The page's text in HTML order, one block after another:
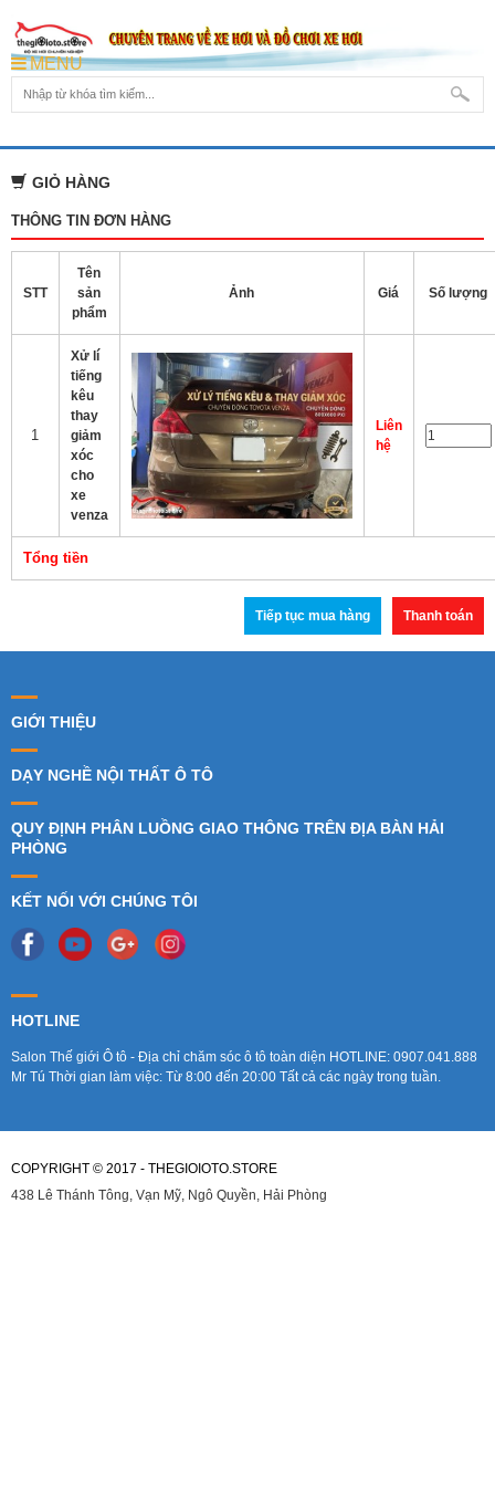
MENU
GIỎ HÀNG
THÔNG TIN ĐƠN HÀNG
STT
Tên
sản
phẩm
Ảnh Giá Số lượng
1
Xử lí
tiếng
kêu
thay
giảm
xóc
cho
xe
venza
Liên
hệ
Tổng tiền
Tiếp tục mua hàng Thanh toán
GIỚI THIỆU
DẠY NGHỀ NỘI THẤT Ô TÔ
QUY ĐỊNH PHÂN LUỒNG GIAO THÔNG TRÊN ĐỊA BÀN HẢI
PHÒNG
KẾT NỐI VỚI CHÚNG TÔI
HOTLINE
Salon Thế giới Ô tô - Địa chỉ chăm sóc ô tô toàn diện HOTLINE: 0907.041.888
Mr Tú Thời gian làm việc: Từ 8:00 đến 20:00 Tất cả các ngày trong tuần.
COPYRIGHT © 2017 - THEGIOIOTO.STORE
438 Lê Thánh Tông, Vạn Mỹ, Ngô Quyền, Hải Phòng